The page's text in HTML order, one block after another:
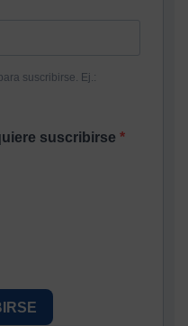
suscribirse. Ej.:
suscribirse